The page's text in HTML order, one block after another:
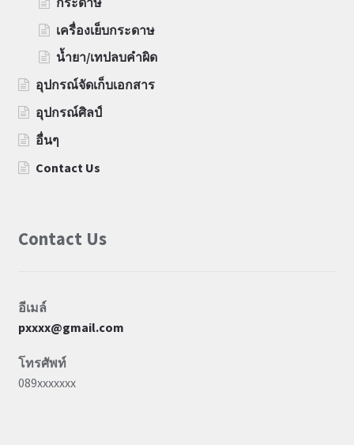
เครื่องเย็บกระดาษ
น้ำยา/เทปลบคำผิด
อุปกรณ์จัดเก็บเอกสาร
อุปกรณ์ศิลป์
อื่นๆ
Contact Us
Contact Us
อีเมล์
pxxxx@gmail.com
โทรศัพท์
089xxxxxxx